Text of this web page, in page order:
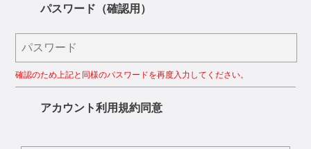
パスワード（確認用）
確認のため上記と同様のパスワードを再度入力してください。
アカウント利用規約同意